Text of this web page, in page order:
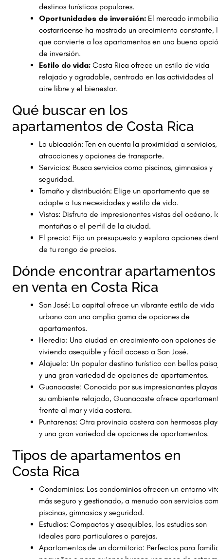
destinos turísticos populares.
Oportunidades de inversión: El mercado
costarricense ha mostrado un crecimiento constante,
que convierte a los apartamentos en una buena
de inversión.
Estilo de vida: Costa Rica ofrece un estilo de vida
relajado y agradable, centrado en las actividades al
aire libre y el bienestar.
Qué buscar en los
apartamentos de Costa Rica
La ubicación: Ten en cuenta la proximidad a servicios,
atracciones y opciones de transporte.
Servicios: Busca servicios como piscinas, gimnasios y
seguridad.
Tamaño y distribución: Elige un apartamento que se
adapte a tus necesidades y estilo de vida.
Vistas: Disfruta de impresionantes vistas del océano,
montañas o el perfil de la ciudad.
El precio: Fija un presupuesto y explora opciones
de tu rango de precios.
Dónde encontrar apartamentos
en venta en Costa Rica
San José: La capital ofrece un vibrante estilo de vida
urbano con una amplia gama de opciones de
apartamentos.
Heredia: Una ciudad en crecimiento con opciones de
vivienda asequible y fácil acceso a San José.
Alajuela: Un popular destino turístico con bellos
y una gran variedad de opciones de apartamentos.
Guanacaste: Conocida por sus impresionantes
su ambiente relajado, Guanacaste ofrece
frente al mar y vida costera.
Puntarenas: Otra provincia costera con hermosas
y una gran variedad de opciones de apartamentos.
Tipos de apartamentos en
Costa Rica
Condominios: Los condominios ofrecen un entorno
más seguro y gestionado, a menudo con servicios
piscinas, gimnasios y seguridad.
Estudios: Compactos y asequibles, los estudios son
ideales para particulares o parejas.
Apartamentos de un dormitorio: Perfectos para